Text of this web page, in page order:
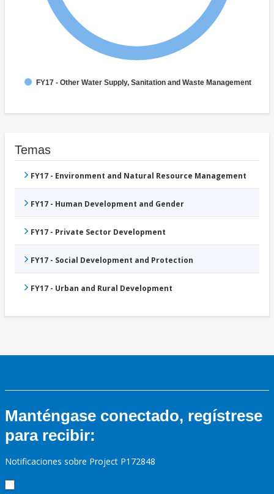
FY17 - Other Water Supply, Sanitation and Waste Management
Temas
FY17 - Environment and Natural Resource Management
FY17 - Human Development and Gender
FY17 - Private Sector Development
FY17 - Social Development and Protection
FY17 - Urban and Rural Development
Manténgase conectado, regístrese
para recibir:
Notificaciones sobre Project P172848